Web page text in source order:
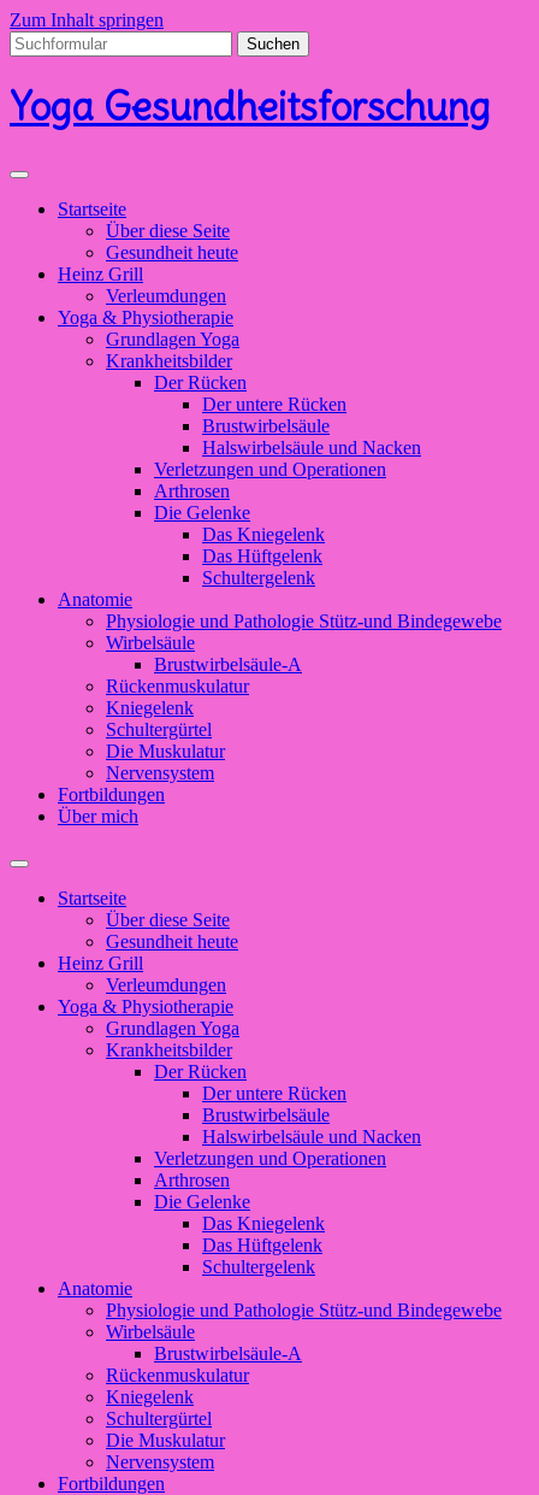
Zum Inhalt springen
Suchen
nach:
Yoga Gesundheitsforschung
Startseite
Über diese Seite
Gesundheit heute
Heinz Grill
Verleumdungen
Yoga & Physiotherapie
Grundlagen Yoga
Krankheitsbilder
Der Rücken
Der untere Rücken
Brustwirbelsäule
Halswirbelsäule und Nacken
Verletzungen und Operationen
Arthrosen
Die Gelenke
Das Kniegelenk
Das Hüftgelenk
Schultergelenk
Anatomie
Physiologie und Pathologie Stütz-und Bindegewebe
Wirbelsäule
Brustwirbelsäule-A
Rückenmuskulatur
Kniegelenk
Schultergürtel
Die Muskulatur
Nervensystem
Fortbildungen
Über mich
Suchfeld
ein-/ausblenden
Startseite
Über diese Seite
Gesundheit heute
Heinz Grill
Verleumdungen
Yoga & Physiotherapie
Grundlagen Yoga
Krankheitsbilder
Der Rücken
Der untere Rücken
Brustwirbelsäule
Halswirbelsäule und Nacken
Verletzungen und Operationen
Arthrosen
Die Gelenke
Das Kniegelenk
Das Hüftgelenk
Schultergelenk
Anatomie
Physiologie und Pathologie Stütz-und Bindegewebe
Wirbelsäule
Brustwirbelsäule-A
Rückenmuskulatur
Kniegelenk
Schultergürtel
Die Muskulatur
Nervensystem
Fortbildungen